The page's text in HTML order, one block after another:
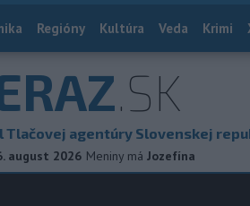
Regióny Kultúra Veda Krimi
.SK
Tlačovej agentúry Slovenskej
august 2026 Meniny má Jozefína